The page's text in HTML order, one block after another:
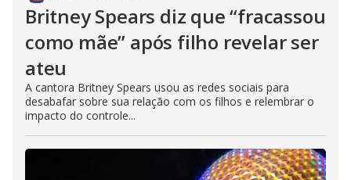
Britney Spears diz que “fracassou
como mãe” após filho revelar ser
ateu
A cantora Britney Spears usou as redes sociais para
desabafar sobre sua relação com os filhos e relembrar o
impacto do controle...